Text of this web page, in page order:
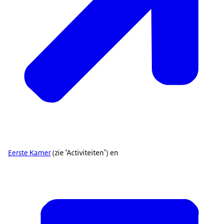
Eerste Kamer(zie ‘Activiteiten’) en